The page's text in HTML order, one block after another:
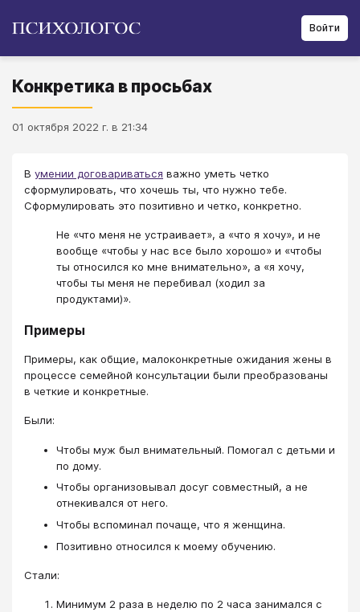
Войти
Конкретика в просьбах
01 октября 2022 г. в 21:34
В умении договариваться важно уметь четко
сформулировать, что хочешь ты, что нужно тебе.
Сформулировать это позитивно и четко, конкретно.
Не «что меня не устраивает», а «что я хочу», и не
вообще «чтобы у нас все было хорошо» и «чтобы
ты относился ко мне внимательно», а «я хочу,
чтобы ты меня не перебивал (ходил за
продуктами)».
Примеры
Примеры, как общие, малоконкретные ожидания жены в
процессе семейной консультации были преобразованы
в четкие и конкретные.
Были:
Чтобы муж был внимательный. Помогал с детьми и
по дому.
Чтобы организовывал досуг совместный, а не
отнекивался от него.
Чтобы вспоминал почаще, что я женщина.
Позитивно относился к моему обучению.
Стали:
Минимум 2 раза в неделю по 2 часа занимался с